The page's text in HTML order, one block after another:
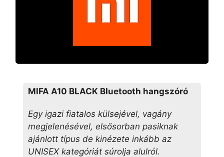
MIFA A10 BLACK Bluetooth hangszóró
Egy igazi fiatalos külsejével, vagány
megjelenésével, elsősorban pasiknak
ajánlott típus de kinézete inkább az
UNISEX kategóriát súrolja alulról.